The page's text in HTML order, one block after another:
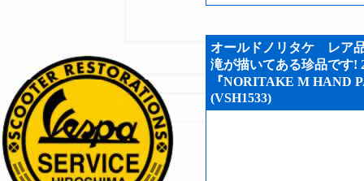
オールドノリタケ レア
滝が描いてある珍品です!
『NORITAKE M HAND
(VSH1533)